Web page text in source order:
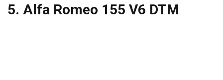
5. Alfa Romeo 155 V6 DTM